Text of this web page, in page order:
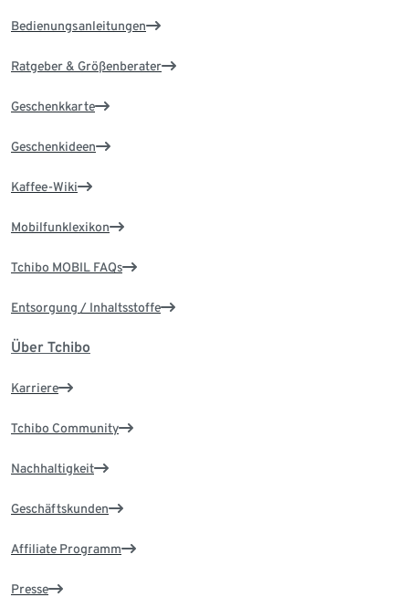
Bedienungsanleitungen
Ratgeber & Größenberater
Geschenkkarte
Geschenkideen
Kaffee-Wiki
Mobilfunklexikon
Tchibo MOBIL FAQs
Entsorgung / Inhaltsstoffe
Über Tchibo
Karriere
Tchibo Community
Nachhaltigkeit
Geschäftskunden
Affiliate Programm
Presse